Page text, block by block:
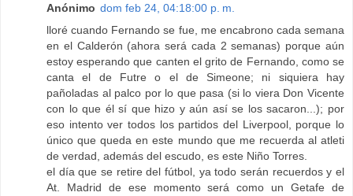
Anónimo dom feb 24, 04:18:00 p. m.
lloré cuando Fernando se fue, me encabrono cada semana
en el Calderón (ahora será cada 2 semanas) porque aún
estoy esperando que canten el grito de Fernando, como se
canta el de Futre o el de Simeone; ni siquiera hay
pañoladas al palco por lo que pasa (si lo viera Don Vicente
con lo que él sí que hizo y aún así se los sacaron...); por
eso intento ver todos los partidos del Liverpool, porque lo
único que queda en este mundo que me recuerda al atleti
de verdad, además del escudo, es este Niño Torres.
el día que se retire del fútbol, ya todo serán recuerdos y el
At. Madrid de ese momento será como un Getafe de